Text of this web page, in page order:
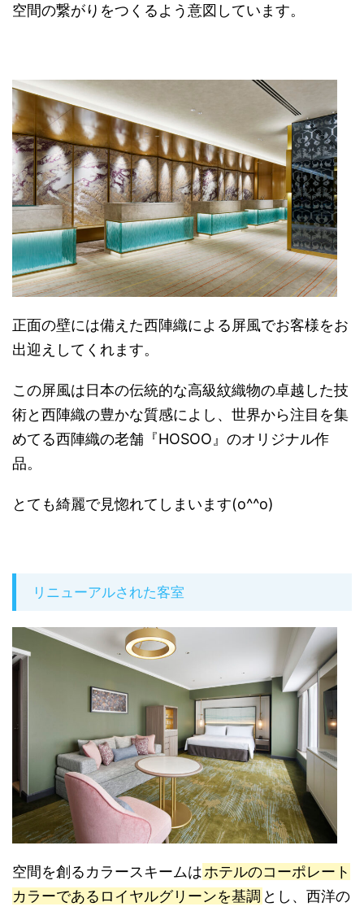
空間の繋がりをつくるよう意図しています。
正面の壁には備えた西陣織による屏風でお客様をお
出迎えしてくれます。
この屏風は日本の伝統的な高級紋織物の卓越した技
術と西陣織の豊かな質感によし、世界から注目を集
めてる西陣織の老舗『HOSOO』のオリジナル作
品。
とても綺麗で見惚れてしまいます(o^^o)
リニューアルされた客室
空間を創るカラースキームはホテルのコーポレート
カラーであるロイヤルグリーンを基調 とし、西洋の